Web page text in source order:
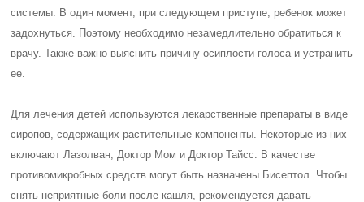
системы. В один момент, при следующем приступе, ребенок может
задохнуться. Поэтому необходимо незамедлительно обратиться к
врачу. Также важно выяснить причину осиплости голоса и устранить
ее.
Для лечения детей используются лекарственные препараты в виде
сиропов, содержащих растительные компоненты. Некоторые из них
включают Лазолван, Доктор Мом и Доктор Тайсс. В качестве
противомикробных средств могут быть назначены Бисептол. Чтобы
снять неприятные боли после кашля, рекомендуется давать